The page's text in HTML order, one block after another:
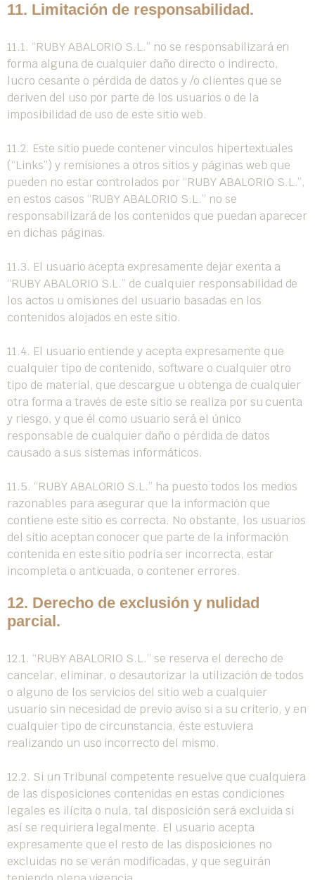
11. Limitación de responsabilidad.
11.1. “RUBY ABALORIO S.L.” no se responsabilizará en
forma alguna de cualquier daño directo o indirecto,
lucro cesante o pérdida de datos y /o clientes que se
deriven del uso por parte de los usuarios o de la
imposibilidad de uso de este sitio web.
11.2. Este sitio puede contener vínculos hipertextuales
(“Links”) y remisiones a otros sitios y páginas web que
pueden no estar controlados por “RUBY ABALORIO S.L.”,
en estos casos “RUBY ABALORIO S.L.” no se
responsabilizará de los contenidos que puedan aparecer
en dichas páginas.
11.3. El usuario acepta expresamente dejar exenta a
“RUBY ABALORIO S.L.” de cualquier responsabilidad de
los actos u omisiones del usuario basadas en los
contenidos alojados en este sitio.
11.4. El usuario entiende y acepta expresamente que
cualquier tipo de contenido, software o cualquier otro
tipo de material, que descargue u obtenga de cualquier
otra forma a través de este sitio se realiza por su cuenta
y riesgo, y que él como usuario será el único
responsable de cualquier daño o pérdida de datos
causado a sus sistemas informáticos.
11.5. “RUBY ABALORIO S.L.” ha puesto todos los medios
razonables para asegurar que la información que
contiene este sitio es correcta. No obstante, los usuarios
del sitio aceptan conocer que parte de la información
contenida en este sitio podría ser incorrecta, estar
incompleta o anticuada, o contener errores.
12. Derecho de exclusión y nulidad
parcial.
12.1. “RUBY ABALORIO S.L.” se reserva el derecho de
cancelar, eliminar, o desautorizar la utilización de todos
o alguno de los servicios del sitio web a cualquier
usuario sin necesidad de previo aviso si a su criterio, y en
cualquier tipo de circunstancia, éste estuviera
realizando un uso incorrecto del mismo.
12.2. Si un Tribunal competente resuelve que cualquiera
de las disposiciones contenidas en estas condiciones
legales es ilícita o nula, tal disposición será excluida si
así se requiriera legalmente. El usuario acepta
expresamente que el resto de las disposiciones no
excluidas no se verán modificadas, y que seguirán